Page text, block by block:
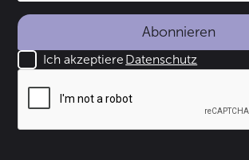
Abonnieren
Ich akzeptiere Datenschutz